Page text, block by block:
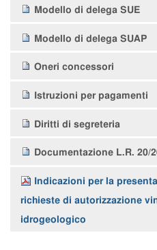
Modello di delega SUE
Modello di delega SUAP
Oneri concessori
Istruzioni per pagamenti
Diritti di segreteria
Documentazione L.R. 20/
Indicazioni per la
richieste di autorizzazione
idrogeologico